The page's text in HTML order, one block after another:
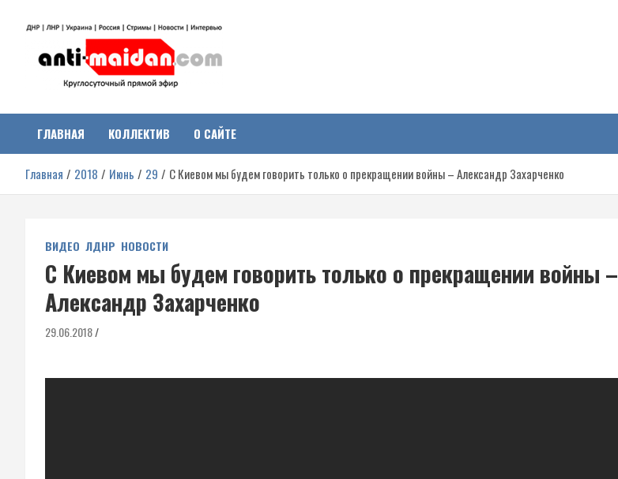
Антимайдан:
Гражданская война на
Украине
о гражданской войне на Украине, включая события в Новороссии,
ДНР, ЛНР и других регионах.
ГЛАВНАЯ КОЛЛЕКТИВ О САЙТЕ
Главная 2018 Июнь 29 С Киевом мы будем говорить только о прекращении войны – Александр Захарченко
ВИДЕО ЛДНР НОВОСТИ
С Киевом мы будем говорить только о прекращении войны –
Александр Захарченко
29.06.2018